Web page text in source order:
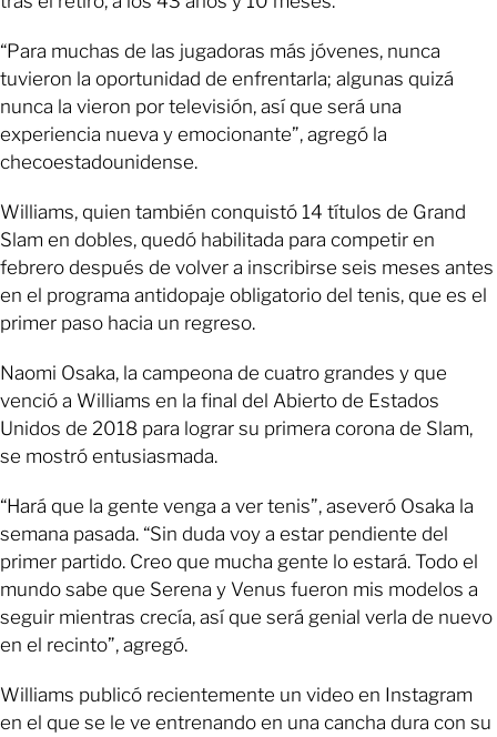
“Para muchas de las jugadoras más jóvenes, nunca
tuvieron la oportunidad de enfrentarla; algunas quizá
nunca la vieron por televisión, así que será una
experiencia nueva y emocionante”, agregó la
checoestadounidense.
Williams, quien también conquistó 14 títulos de Grand
Slam en dobles, quedó habilitada para competir en
febrero después de volver a inscribirse seis meses antes
en el programa antidopaje obligatorio del tenis, que es el
primer paso hacia un regreso.
Naomi Osaka, la campeona de cuatro grandes y que
venció a Williams en la final del Abierto de Estados
Unidos de 2018 para lograr su primera corona de Slam,
se mostró entusiasmada.
“Hará que la gente venga a ver tenis”, aseveró Osaka la
semana pasada. “Sin duda voy a estar pendiente del
primer partido. Creo que mucha gente lo estará. Todo el
mundo sabe que Serena y Venus fueron mis modelos a
seguir mientras crecía, así que será genial verla de nuevo
en el recinto”, agregó.
Williams publicó recientemente un video en Instagram
en el que se le ve entrenando en una cancha dura con su